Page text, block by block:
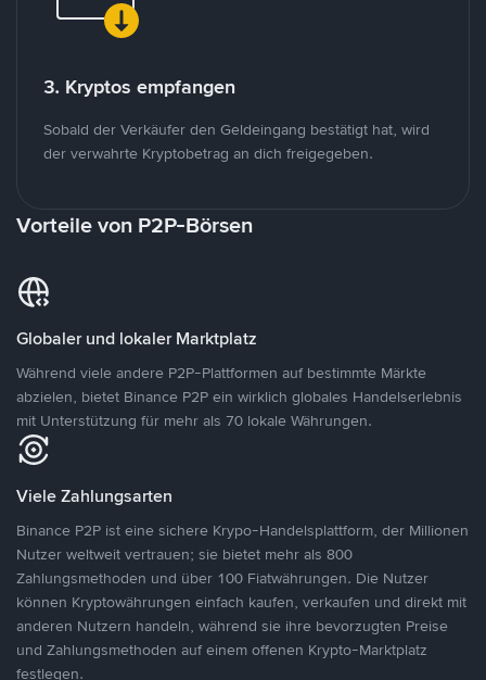
3. Kryptos empfangen
Sobald der Verkäufer den Geldeingang bestätigt hat, wird
der verwahrte Kryptobetrag an dich freigegeben.
Vorteile von P2P-Börsen
Globaler und lokaler Marktplatz
Während viele andere P2P-Plattformen auf bestimmte Märkte
abzielen, bietet Binance P2P ein wirklich globales Handelserlebnis
mit Unterstützung für mehr als 70 lokale Währungen.
Viele Zahlungsarten
Binance P2P ist eine sichere Krypo-Handelsplattform, der Millionen
Nutzer weltweit vertrauen; sie bietet mehr als 800
Zahlungsmethoden und über 100 Fiatwährungen. Die Nutzer
können Kryptowährungen einfach kaufen, verkaufen und direkt mit
anderen Nutzern handeln, während sie ihre bevorzugten Preise
und Zahlungsmethoden auf einem offenen Krypto-Marktplatz
festlegen.